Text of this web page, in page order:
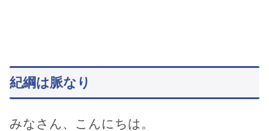
紀綱は脈なり
みなさん、こんにちは。